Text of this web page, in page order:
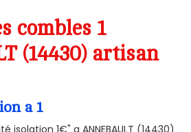
combles 1
(14430) artisan
a 1